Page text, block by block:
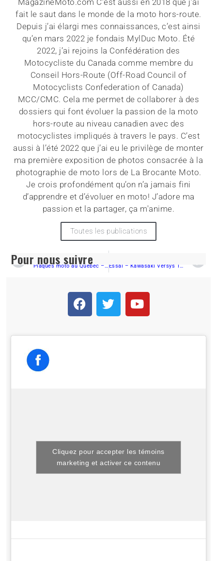
MagazineMoto.com C’est aussi en 2018 que j’ai
fait le saut dans le monde de la moto hors-route.
Depuis j’ai élargi mes connaissances, c’est ainsi
qu’en mars 2022 je fondais MylDuc Moto. Été
2022, j’ai rejoins la Confédération des
Motocycliste du Canada comme membre du
Conseil Hors-Route (Off-Road Council of
Motocyclists Confederation of Canada)
MCC/CMC. Cela me permet de collaborer à des
dossiers qui font évoluer la passion de la moto
hors-route au niveau canadien avec des
motocyclistes impliqués à travers le pays. C’est
aussi à l’été 2022 que j’ai eu le privilège de monter
ma première exposition de photos consacrée à la
photographie de moto lors de La Brocante Moto.
Je crois profondément qu’on n’a jamais fini
d’apprendre et d’évoluer en moto! J’adore ma
passion et la partager, ça m'anime.
Toutes les publications
PRÉCÉDENT
Plaques moto au Québec – on brasse quelques hypothèses Essai – Kawasaki Versys 1000 ABS LT SE
Pour nous suivre
Cliquez pour accepter les témoins
marketing et activer ce contenu